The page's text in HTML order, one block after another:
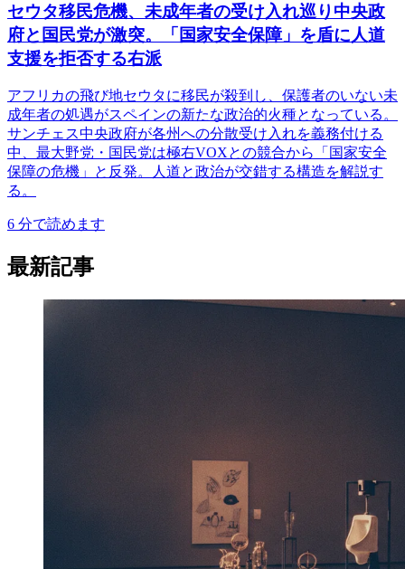
セウタ移民危機、未成年者の受け入れ巡り中央政
府と国民党が激突。「国家安全保障」を盾に人道
支援を拒否する右派
アフリカの飛び地セウタに移民が殺到し、保護者のいない未
成年者の処遇がスペインの新たな政治的火種となっている。
サンチェス中央政府が各州への分散受け入れを義務付ける
中、最大野党・国民党は極右VOXとの競合から「国家安全
保障の危機」と反発。人道と政治が交錯する構造を解説す
る。
6 分で読めます
最新記事